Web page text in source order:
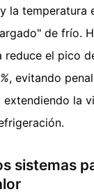
la temperatura
de frío.
reduce el pico
, evitando
la
sistemas